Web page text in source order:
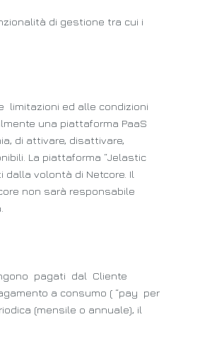
di gestione tra cui i
limitazioni ed alle condizioni
una piattaforma PaaS
di attivare, disattivare,
La piattaforma “Jelastic
volontà di Netcore. Il
non sarà responsabile
pagati dal Cliente
a consumo ( “pay per
(mensile o annuale), il